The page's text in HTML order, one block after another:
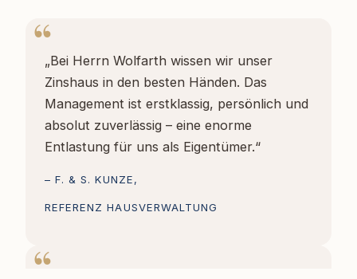
„Bei Herrn Wolfarth wissen wir unser
Zinshaus in den besten Händen. Das
Management ist erstklassig, persönlich und
absolut zuverlässig – eine enorme
Entlastung für uns als Eigentümer.“
– F. & S. KUNZE,
REFERENZ HAUSVERWALTUNG